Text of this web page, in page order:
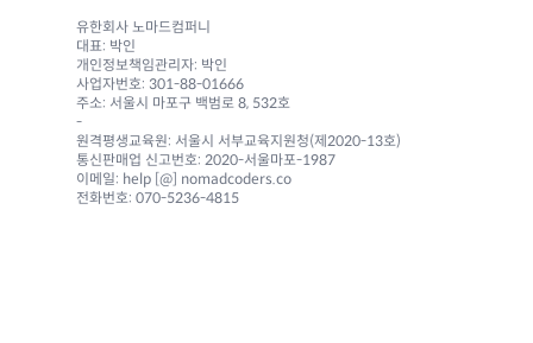
유한회사 노마드컴퍼니
대표: 박인
개인정보책임관리자: 박인
사업자번호: 301-88-01666
주소: 서울시 마포구 백범로 8, 532호
-
원격평생교육원: 서울시 서부교육지원청(제2020-13호)
통신판매업 신고번호: 2020-서울마포-1987
이메일: help [@] nomadcoders.co
전화번호: 070-5236-4815